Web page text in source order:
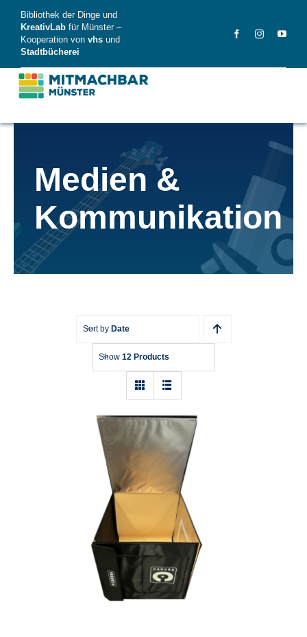
content
Bibliothek der Dinge und
KreativLab für Münster –
Kooperation von vhs und
Stadtbücherei
Dinge
FAQ
News
Videos
Medien &
Kommunikation
Sort by Date
Show 12 Products
Fotostudio Caruba – mobiles – LED
Dimmbar 70x70x70cm